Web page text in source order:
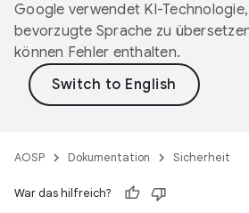
Google verwendet KI-
bevorzugte Sprache zu
können Fehler enthalten.
AOSP Dokumentation Sicherheit
War das hilfreich?